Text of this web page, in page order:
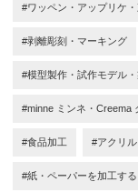
#ワッペン・アップリケ
#剥離彫刻・マーキング
#模型製作・試作モデル
#minne ミンネ・Creema
#食品加工 #アクリ
#紙・ペーパーを加工す